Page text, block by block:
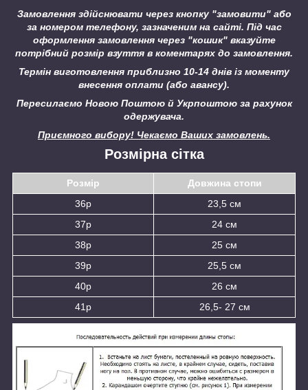
Замовлення здійснювати через кнопку "замовити" або
за номером телефону, зазначеним на сайті. Під час
оформлення замовлення через "кошик" вказуйте
потрібний розмір взуття в коментарях до замовлення.
Термін виготовлення приблизно 10-14 днів із моменту
внесення оплати (або авансу).
Пересилаємо Новою Поштою й Укрпоштою за рахунок
одержувача.
Приємного вибору! Чекаємо Ваших замовлень.
Розмірна сітка
Розмір
Довжина стопи
36р
23,5 см
37р
24 см
38р
25 см
39р
25,5 см
40р
26 см
41р
26,5- 27 см